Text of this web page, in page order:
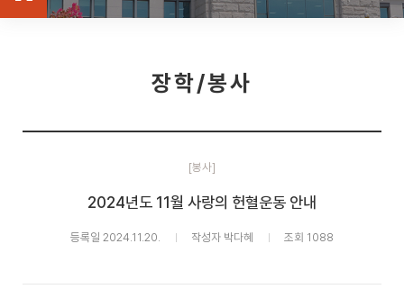
장학/봉사
[봉사]
2024년도 11월 사랑의 헌혈운동 안내
등록일 2024.11.20. 작성자 박다혜 조회 1088